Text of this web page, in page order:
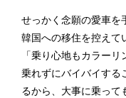
せっかく念願の愛車を
韓国への移住を控えて
「乗り心地もカラー
乗れずにバイバイす
るから、大事に乗って